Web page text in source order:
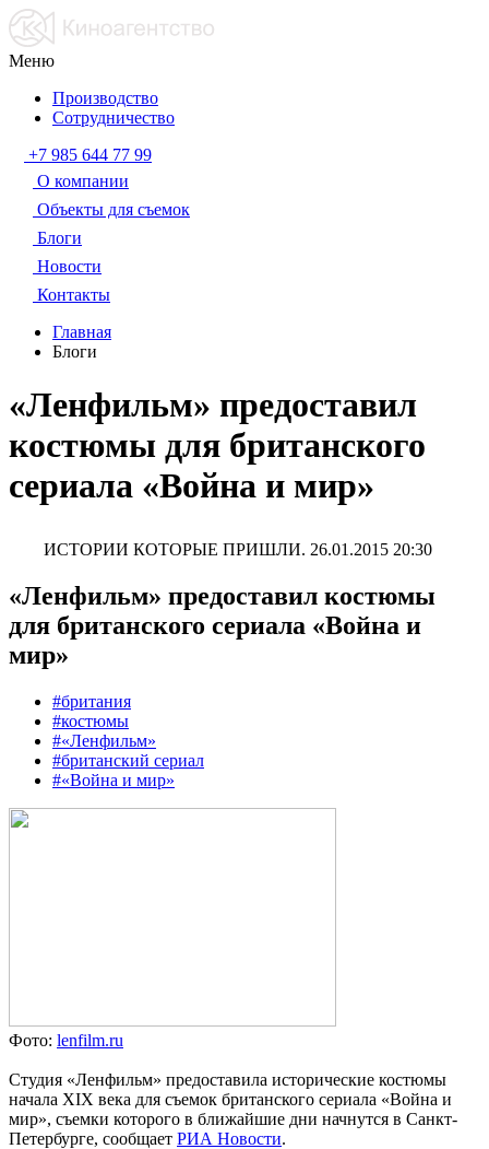
Меню
Производство
Сотрудничество
+7 985 644 77 99
О компании
Объекты для съемок
Блоги
Новости
Контакты
Главная
Блоги
«Ленфильм» предоставил
костюмы для британского
сериала «Война и мир»
ИСТОРИИ КОТОРЫЕ ПРИШЛИ. 26.01.2015 20:30
«Ленфильм» предоставил костюмы
для британского сериала «Война и
мир»
#британия
#костюмы
#«Ленфильм»
#британский сериал
#«Война и мир»
Фото: lenfilm.ru
Студия «Ленфильм» предоставила исторические костюмы
начала ХIХ века для съемок британского сериала «Война и
мир», съемки которого в ближайшие дни начнутся в Санкт-
Петербурге, сообщает РИА Новости.